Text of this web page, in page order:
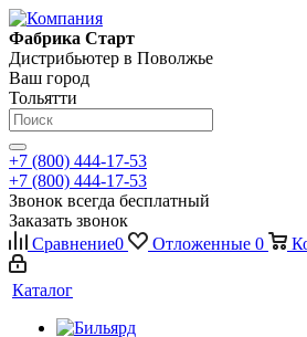
Фабрика Старт
Дистрибьютер в Поволжье
Ваш город
Тольятти
+7 (800) 444-17-53
+7 (800) 444-17-53
Звонок всегда бесплатный
Заказать звонок
Сравнение0 Отложенные 0
Каталог